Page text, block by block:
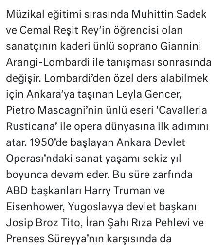
Müzikal eğitimi sırasında Muhittin Sadek
ve Cemal Reşit Rey’in öğrencisi olan
sanatçının kaderi ünlü soprano Giannini
Arangi-Lombardi ile tanışması sonrasında
değişir. Lombardi’den özel ders alabilmek
için Ankara’ya taşınan Leyla Gencer,
Pietro Mascagni’nin ünlü eseri ‘Cavalleria
Rusticana’ ile opera dünyasına ilk adımını
atar. 1950’de başlayan Ankara Devlet
Operası’ndaki sanat yaşamı sekiz yıl
boyunca devam eder. Bu süre zarfında
ABD başkanları Harry Truman ve
Eisenhower, Yugoslavya devlet başkanı
Josip Broz Tito, İran Şahı Rıza Pehlevi ve
Prenses Süreyya’nın karşısında da